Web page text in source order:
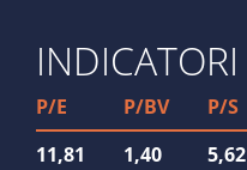
INDICATORI
P/E P/BV
P/S
11,81
1,40 5,62